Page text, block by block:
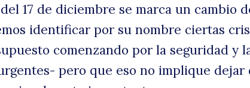
17 de diciembre se marca un cambio
identificar por su nombre ciertas
comenzando por la seguridad y
pero que eso no implique dejar